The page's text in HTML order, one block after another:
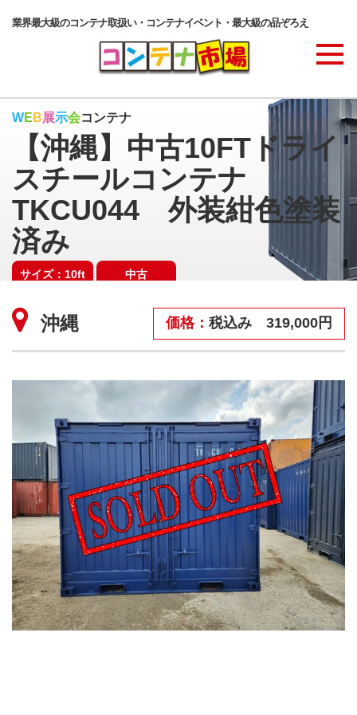
業界最大級のコンテナ取扱い・コンテナイベント・最大級の品ぞろえ
コンテナ・サービス
ご注文の流れ
カタログダウンロード
展示会場案内
その他ご案内
WE B展示会コンテナ
【沖縄】中古10FTドライ
スチールコンテナ
TKCU044 外装紺色塗装
済み
サイズ：10ft 中古
SOLD OUT
沖縄 価格： 税込み 319,000円